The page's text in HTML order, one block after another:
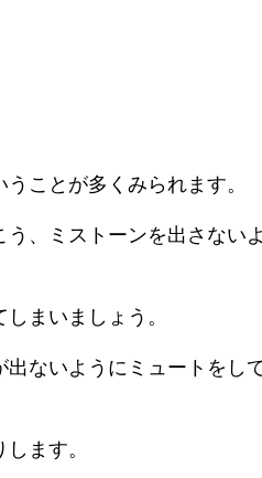
ことが多くみられます。
、ミストーンを出さない
まいましょう。
ないようにミュートをし
ます。